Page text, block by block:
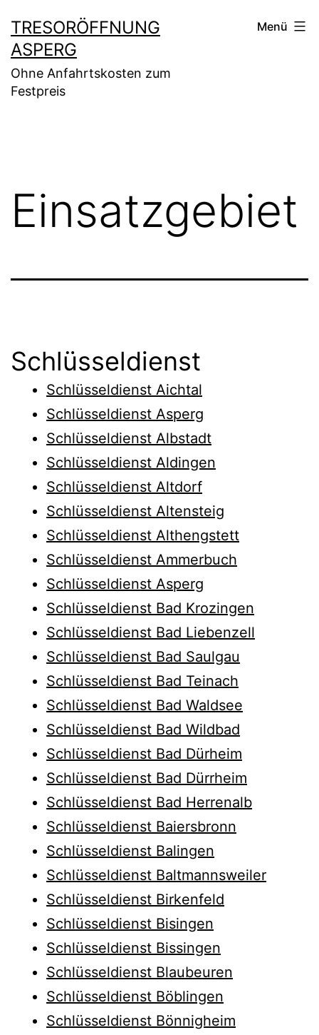
Inhalt
springen
TRESORÖFFNUNG
ASPERG
Ohne Anfahrtskosten zum
Festpreis
Menü
Einsatzgebiet
Schlüsseldienst
Schlüsseldienst Aichtal
Schlüsseldienst Asperg
Schlüsseldienst Albstadt
Schlüsseldienst Aldingen
Schlüsseldienst Altdorf
Schlüsseldienst Altensteig
Schlüsseldienst Althengstett
Schlüsseldienst Ammerbuch
Schlüsseldienst Asperg
Schlüsseldienst Bad Krozingen
Schlüsseldienst Bad Liebenzell
Schlüsseldienst Bad Saulgau
Schlüsseldienst Bad Teinach
Schlüsseldienst Bad Waldsee
Schlüsseldienst Bad Wildbad
Schlüsseldienst Bad Dürheim
Schlüsseldienst Bad Dürrheim
Schlüsseldienst Bad Herrenalb
Schlüsseldienst Baiersbronn
Schlüsseldienst Balingen
Schlüsseldienst Baltmannsweiler
Schlüsseldienst Birkenfeld
Schlüsseldienst Bisingen
Schlüsseldienst Bissingen
Schlüsseldienst Blaubeuren
Schlüsseldienst Böblingen
Schlüsseldienst Bönnigheim